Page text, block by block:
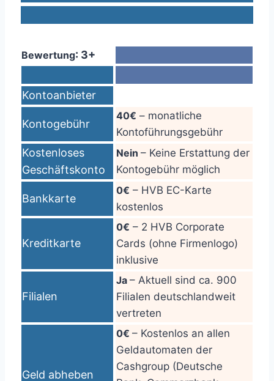
Bewertung: 3+
Kontoanbieter
Kontogebühr
40€ – monatliche
Kontoführungsgebühr
Kostenloses
Geschäftskonto
Nein – Keine Erstattung der
Kontogebühr möglich
Bankkarte
0€ – HVB EC-Karte
kostenlos
Kreditkarte
0€ – 2 HVB Corporate
Cards (ohne Firmenlogo)
inklusive
Filialen
Ja – Aktuell sind ca. 900
Filialen deutschlandweit
vertreten
Geld abheben
0€ – Kostenlos an allen
Geldautomaten der
Cashgroup (Deutsche